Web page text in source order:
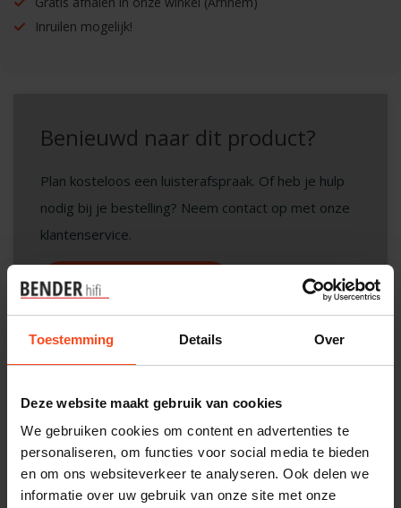
Toestemming Details Over
Deze website maakt gebruik van cookies
We gebruiken cookies om content en advertenties te
personaliseren, om functies voor social media te bieden
en om ons websiteverkeer te analyseren. Ook delen we
informatie over uw gebruik van onze site met onze
Inruilen mogelijk!
Benieuwd naar dit product?
Plan kosteloos een luisterafspraak. Of heb je hulp
nodig bij je bestelling? Neem contact op met onze
klantenservice.
Interesse in product
Productomschrijving
Reviews